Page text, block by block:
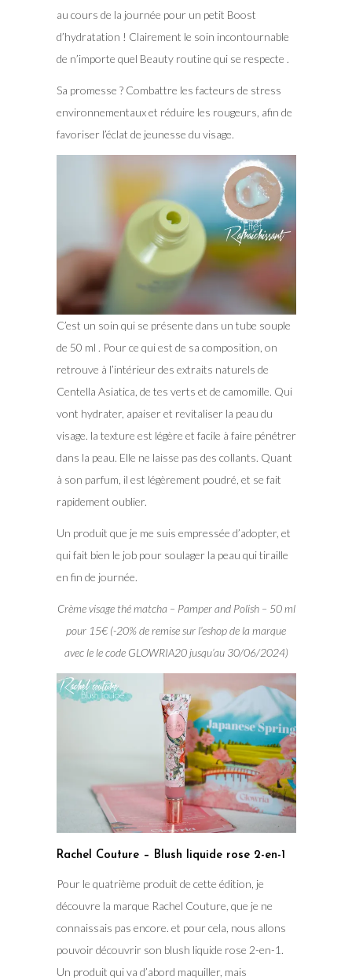
au cours de la journée pour un petit Boost
d’hydratation ! Clairement le soin incontournable
de n’importe quel Beauty routine qui se respecte .
Sa promesse ? Combattre les facteurs de stress
environnementaux et réduire les rougeurs, afin de
favoriser l’éclat de jeunesse du visage.
C’est un soin qui se présente dans un tube souple
de 50 ml . Pour ce qui est de sa composition, on
retrouve à l’intérieur des extraits naturels de
Centella Asiatica, de tes verts et de camomille. Qui
vont hydrater, apaiser et revitaliser la peau du
visage. la texture est légère et facile à faire pénétrer
dans la peau. Elle ne laisse pas des collants. Quant
à son parfum, il est légèrement poudré, et se fait
rapidement oublier.
Un produit que je me suis empressée d’adopter, et
qui fait bien le job pour soulager la peau qui tiraille
en fin de journée.
Crème visage thé matcha – Pamper and Polish – 50 ml
pour 15€ (-20% de remise sur l’eshop de la marque
avec le le code GLOWRIA20 jusqu’au 30/06/2024)
Rachel Couture – Blush liquide rose 2-en-1
Pour le quatrième produit de cette édition, je
découvre la marque Rachel Couture, que je ne
connaissais pas encore. et pour cela, nous allons
pouvoir découvrir son blush liquide rose 2-en-1.
Un produit qui va d’abord maquiller, mais